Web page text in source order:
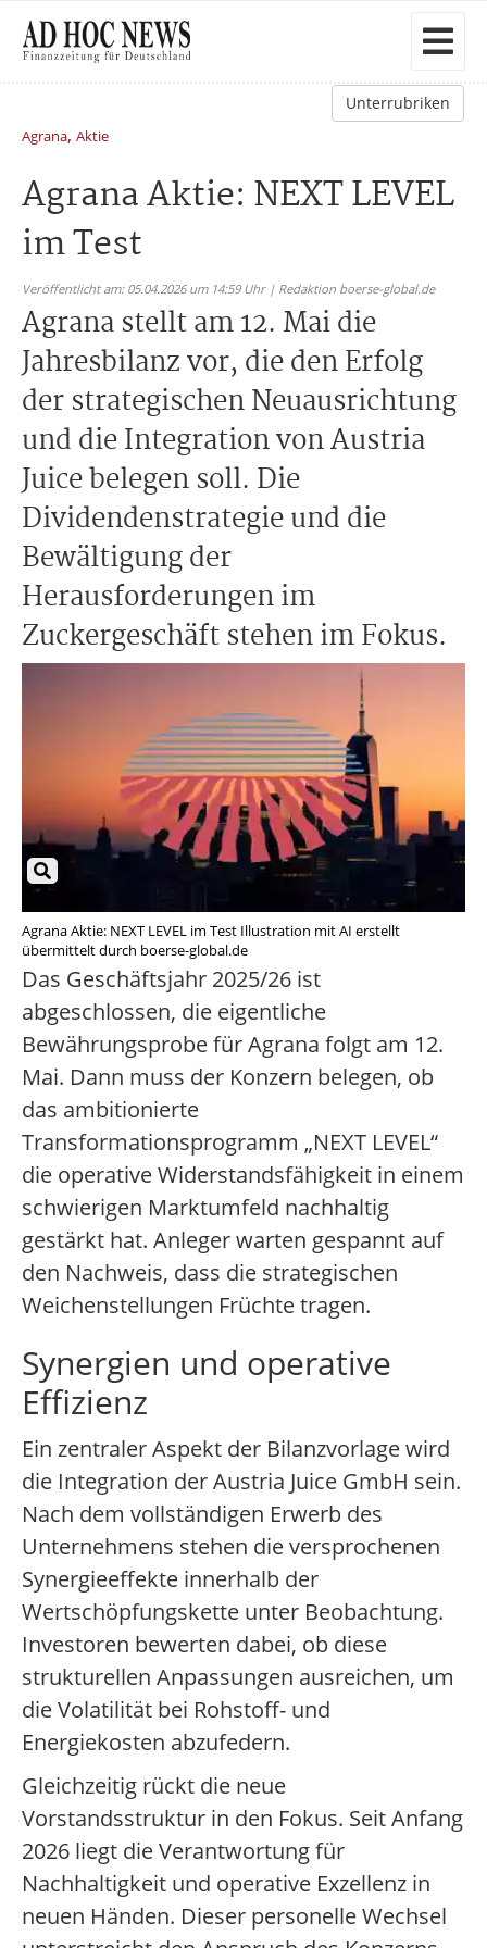
Unterrubriken
Agrana, Aktie
Agrana Aktie: NEXT LEVEL
im Test
Veröffentlicht am: 05.04.2026 um 14:59 Uhr | Redaktion boerse-global.de
Agrana stellt am 12. Mai die
Jahresbilanz vor, die den Erfolg
der strategischen Neuausrichtung
und die Integration von Austria
Juice belegen soll. Die
Dividendenstrategie und die
Bewältigung der
Herausforderungen im
Zuckergeschäft stehen im Fokus.
Agrana Aktie: NEXT LEVEL im Test Illustration mit AI erstellt
übermittelt durch boerse-global.de
Das Geschäftsjahr 2025/26 ist
abgeschlossen, die eigentliche
Bewährungsprobe für Agrana folgt am 12.
Mai. Dann muss der Konzern belegen, ob
das ambitionierte
Transformationsprogramm „NEXT LEVEL“
die operative Widerstandsfähigkeit in einem
schwierigen Marktumfeld nachhaltig
gestärkt hat. Anleger warten gespannt auf
den Nachweis, dass die strategischen
Weichenstellungen Früchte tragen.
Synergien und operative
Effizienz
Ein zentraler Aspekt der Bilanzvorlage wird
die Integration der Austria Juice GmbH sein.
Nach dem vollständigen Erwerb des
Unternehmens stehen die versprochenen
Synergieeffekte innerhalb der
Wertschöpfungskette unter Beobachtung.
Investoren bewerten dabei, ob diese
strukturellen Anpassungen ausreichen, um
die Volatilität bei Rohstoff- und
Energiekosten abzufedern.
Gleichzeitig rückt die neue
Vorstandsstruktur in den Fokus. Seit Anfang
2026 liegt die Verantwortung für
Nachhaltigkeit und operative Exzellenz in
neuen Händen. Dieser personelle Wechsel